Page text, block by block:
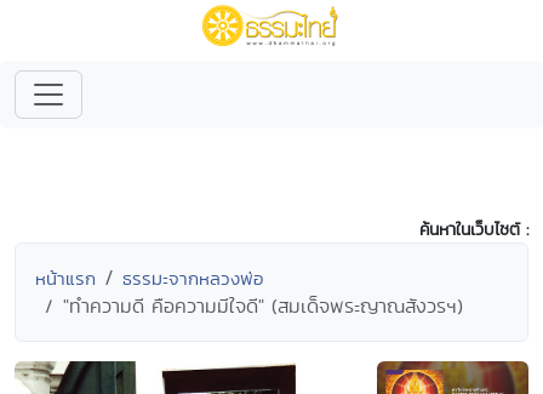
ค้นหาในเว็บไซต์ :
หน้าแรก ธรรมะจากหลวงพ่อ
"ทำความดี คือความมีใจดี" (สมเด็จพระญาณสังวรฯ)